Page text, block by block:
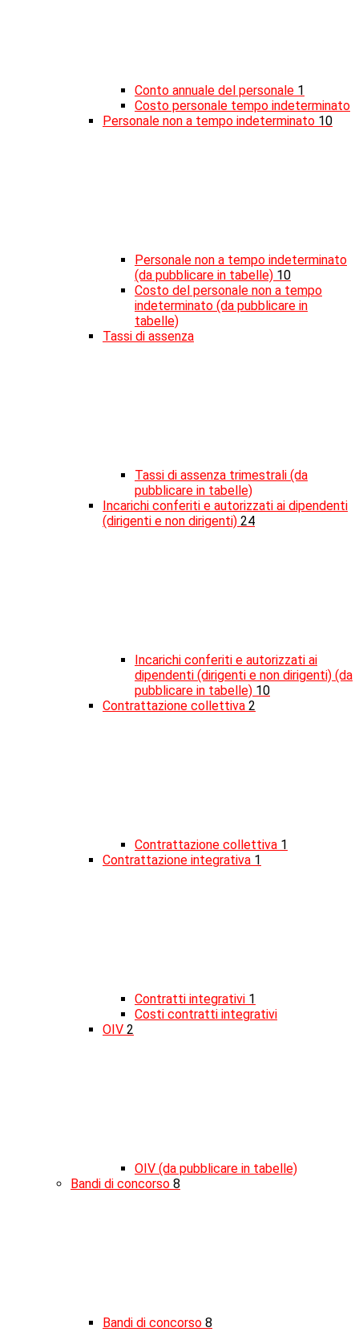
Conto annuale del personale 1
Costo personale tempo indeterminato
Personale non a tempo indeterminato 10
Personale non a tempo indeterminato
(da pubblicare in tabelle) 10
Costo del personale non a tempo
indeterminato (da pubblicare in
tabelle)
Tassi di assenza
Tassi di assenza trimestrali (da
pubblicare in tabelle)
Incarichi conferiti e autorizzati ai dipendenti
(dirigenti e non dirigenti) 24
Incarichi conferiti e autorizzati ai
dipendenti (dirigenti e non dirigenti) (da
pubblicare in tabelle) 10
Contrattazione collettiva 2
Contrattazione collettiva 1
Contrattazione integrativa 1
Contratti integrativi 1
Costi contratti integrativi
OIV 2
OIV (da pubblicare in tabelle)
Bandi di concorso 8
Bandi di concorso 8